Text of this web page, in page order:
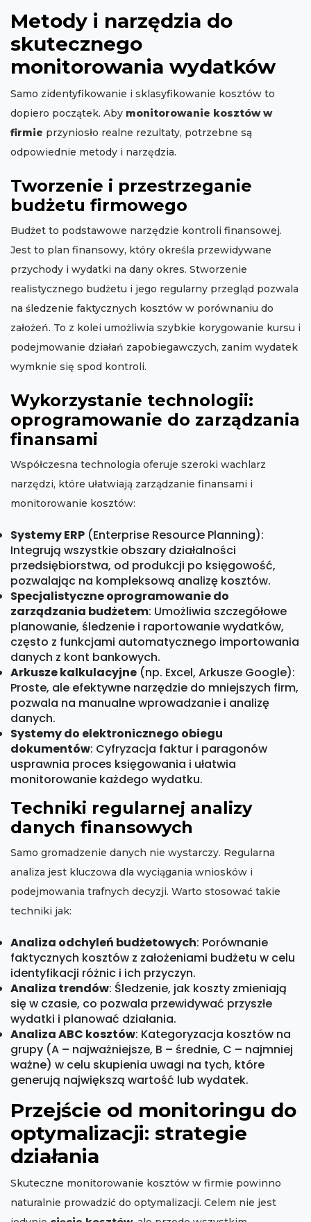
Metody i narzędzia do
skutecznego
monitorowania wydatków
Samo zidentyfikowanie i sklasyfikowanie kosztów to
dopiero początek. Aby monitorowanie kosztów w
firmie przyniosło realne rezultaty, potrzebne są
odpowiednie metody i narzędzia.
Tworzenie i przestrzeganie
budżetu firmowego
Budżet to podstawowe narzędzie kontroli finansowej.
Jest to plan finansowy, który określa przewidywane
przychody i wydatki na dany okres. Stworzenie
realistycznego budżetu i jego regularny przegląd pozwala
na śledzenie faktycznych kosztów w porównaniu do
założeń. To z kolei umożliwia szybkie korygowanie kursu i
podejmowanie działań zapobiegawczych, zanim wydatek
wymknie się spod kontroli.
Wykorzystanie technologii:
oprogramowanie do zarządzania
finansami
Współczesna technologia oferuje szeroki wachlarz
narzędzi, które ułatwiają zarządzanie finansami i
monitorowanie kosztów:
Systemy ERP (Enterprise Resource Planning):
Integrują wszystkie obszary działalności
przedsiębiorstwa, od produkcji po księgowość,
pozwalając na kompleksową analizę kosztów.
Specjalistyczne oprogramowanie do
zarządzania budżetem: Umożliwia szczegółowe
planowanie, śledzenie i raportowanie wydatków,
często z funkcjami automatycznego importowania
danych z kont bankowych.
Arkusze kalkulacyjne (np. Excel, Arkusze Google):
Proste, ale efektywne narzędzie do mniejszych firm,
pozwala na manualne wprowadzanie i analizę
danych.
Systemy do elektronicznego obiegu
dokumentów: Cyfryzacja faktur i paragonów
usprawnia proces księgowania i ułatwia
monitorowanie każdego wydatku.
Techniki regularnej analizy
danych finansowych
Samo gromadzenie danych nie wystarczy. Regularna
analiza jest kluczowa dla wyciągania wniosków i
podejmowania trafnych decyzji. Warto stosować takie
techniki jak:
Analiza odchyleń budżetowych: Porównanie
faktycznych kosztów z założeniami budżetu w celu
identyfikacji różnic i ich przyczyn.
Analiza trendów: Śledzenie, jak koszty zmieniają
się w czasie, co pozwala przewidywać przyszłe
wydatki i planować działania.
Analiza ABC kosztów: Kategoryzacja kosztów na
grupy (A – najważniejsze, B – średnie, C – najmniej
ważne) w celu skupienia uwagi na tych, które
generują największą wartość lub wydatek.
Przejście od monitoringu do
optymalizacji: strategie
działania
Skuteczne monitorowanie kosztów w firmie powinno
naturalnie prowadzić do optymalizacji. Celem nie jest